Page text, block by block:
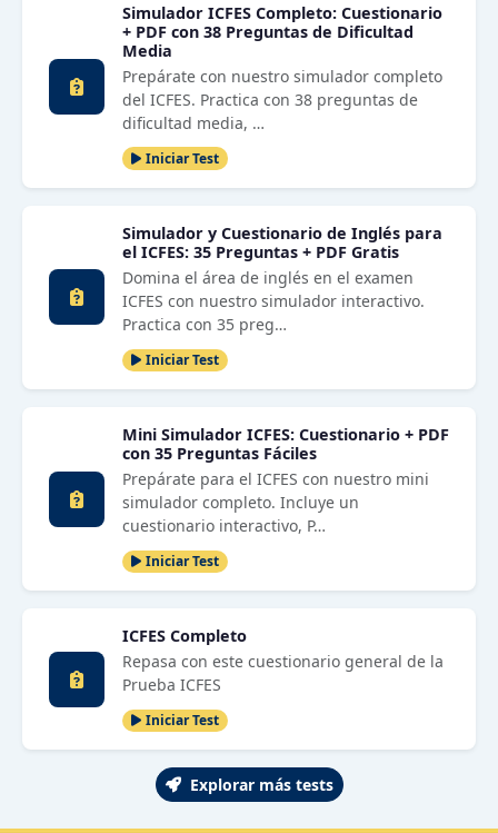
Simulador ICFES Completo: Cuestionario
+ PDF con 38 Preguntas de Dificultad
Media
Prepárate con nuestro simulador completo
del ICFES. Practica con 38 preguntas de
dificultad media, …
Iniciar Test
Simulador y Cuestionario de Inglés para
el ICFES: 35 Preguntas + PDF Gratis
Domina el área de inglés en el examen
ICFES con nuestro simulador interactivo.
Practica con 35 preg…
Iniciar Test
Mini Simulador ICFES: Cuestionario + PDF
con 35 Preguntas Fáciles
Prepárate para el ICFES con nuestro mini
simulador completo. Incluye un
cuestionario interactivo, P…
Iniciar Test
ICFES Completo
Repasa con este cuestionario general de la
Prueba ICFES
Iniciar Test
Explorar más tests